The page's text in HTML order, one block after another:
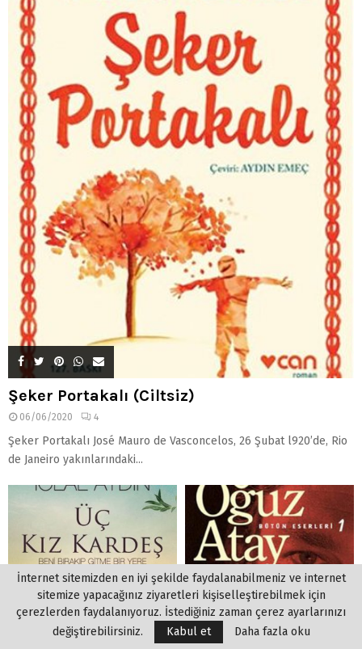
Şeker Portakalı (Ciltsiz)
06/06/2020 4
Şeker Portakalı José Mauro de Vasconcelos, 26 Şubat l920’de, Rio
de Janeiro yakınlarındaki...
İnternet sitemizden en iyi şekilde faydalanabilmeniz ve internet
sitemize yapacağınız ziyaretleri kişiselleştirebilmek için
çerezlerden faydalanıyoruz. İstediğiniz zaman çerez ayarlarınızı
değiştirebilirsiniz.
Kabul et Daha fazla oku